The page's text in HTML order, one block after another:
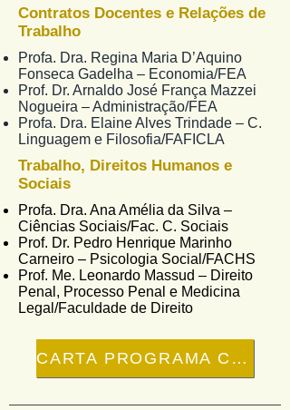
Contratos Docentes e Relações de
Trabalho
Profa. Dra. Regina Maria D’Aquino
Fonseca Gadelha – Economia/FEA
Prof. Dr. Arnaldo José França Mazzei
Nogueira – Administração/FEA
Profa. Dra. Elaine Alves Trindade – C.
Linguagem e Filosofia/FAFICLA
Trabalho, Direitos Humanos e
Sociais
Profa. Dra. Ana Amélia da Silva –
Ciências Sociais/Fac. C. Sociais
Prof. Dr. Pedro Henrique Marinho
Carneiro – Psicologia Social/FACHS
Prof. Me. Leonardo Massud – Direito
Penal, Processo Penal e Medicina
Legal/Faculdade de Direito
CARTA PROGRAMA CHAPA 1